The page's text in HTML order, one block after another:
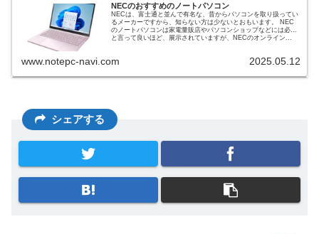
NECのおすすめのノートパソコン
NECは、富士通と並んで有名な、昔からパソコンを取り扱ってい
るメーカーですから、知らない方は少ないとおもいます。 NEC
のノートパソコンは家電量販店やパソコンショップなどには必ず
と言って良いほど、展示されていますが、NECのオンライン...
www.notepc-navi.com 2025.05.12
シェアする